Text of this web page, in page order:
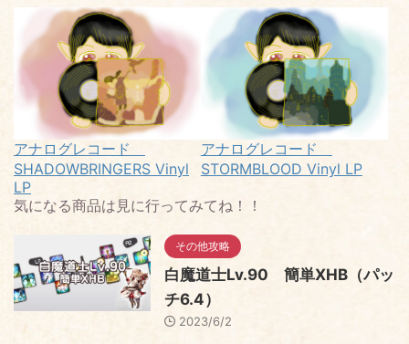
アナログレコード
SHADOWBRINGERS Vinyl
LP
アナログレコード
STORMBLOOD Vinyl LP
気になる商品は見に行ってみてね！！
その他攻略
白魔道士Lv.90 簡単XHB（パッ
チ6.4）
2023/6/2